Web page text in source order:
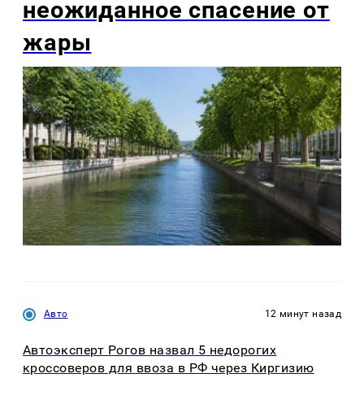
неожиданное спасение от
жары
Авто 12 минут назад
Автоэксперт Рогов назвал 5 недорогих
кроссоверов для ввоза в РФ через Киргизию